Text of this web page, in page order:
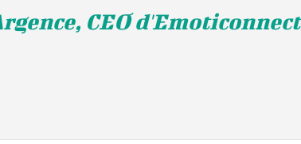
CEO d'Emoticonnect